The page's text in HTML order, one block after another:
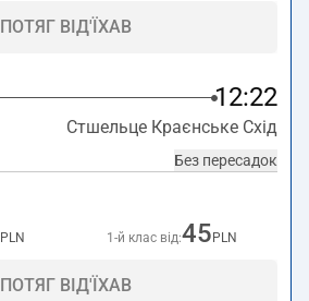
ПОТЯГ ВІД'ЇХАВ
12:22
Стшельце Краєнське Схід
Без пересадок
PLN 1-й клас від:45 PLN
ПОТЯГ ВІД'ЇХАВ